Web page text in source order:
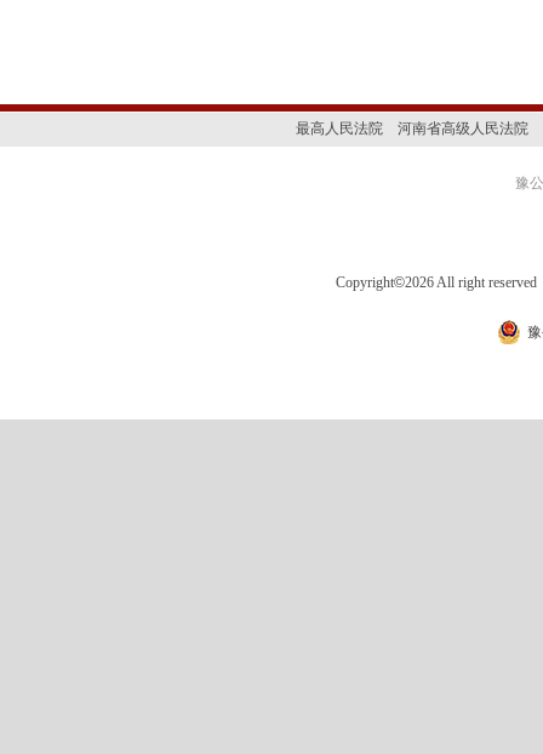
最高人民法院 河南省高级人民法院
豫
Copyright©2026 All right